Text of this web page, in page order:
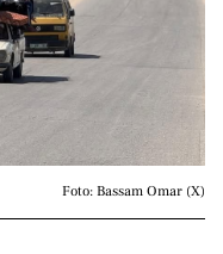
Foto: Bassam Omar (X)